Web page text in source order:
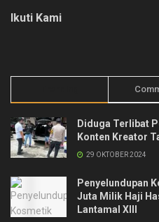
Ikuti Kami
Diduga Terlibat
Konten Kreator
29 OKTOBER 2024
Penyelundupan
Juta Milik Haji
Lantamal XIII